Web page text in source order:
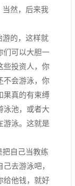
当然，后来我
游的，这样就
们可以大胆一
些投资人，你
不会游泳，你
果真的有束缚
泳池，或者大
游泳。这就是
自己当教练
去游泳吧，
给他钱，就好